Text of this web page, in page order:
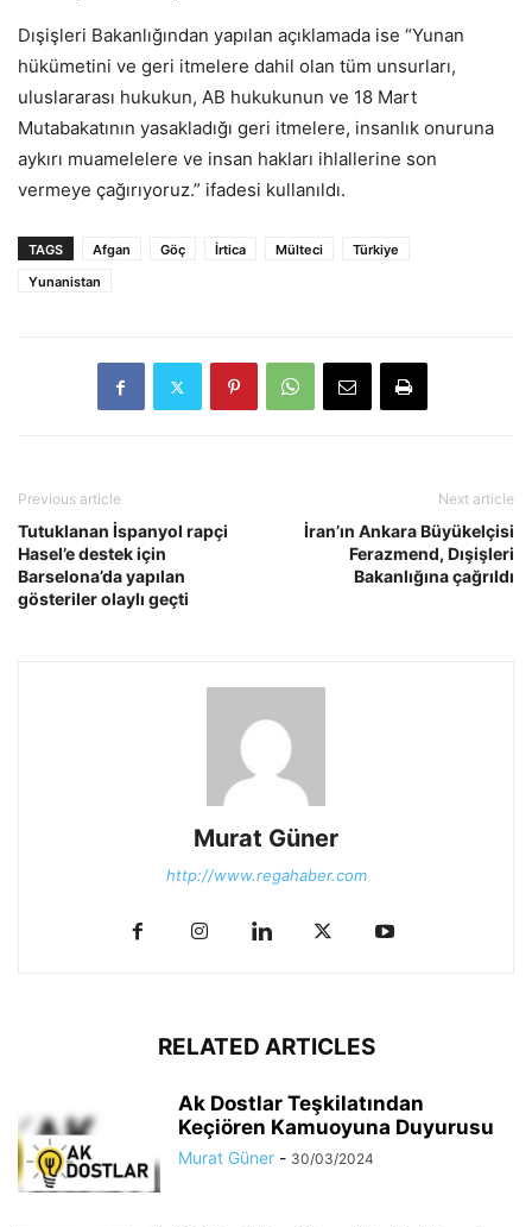
Dışişleri Bakanlığından yapılan açıklamada ise “Yunan
hükümetini ve geri itmelere dahil olan tüm unsurları,
uluslararası hukukun, AB hukukunun ve 18 Mart
Mutabakatının yasakladığı geri itmelere, insanlık onuruna
aykırı muamelelere ve insan hakları ihlallerine son
vermeye çağırıyoruz.” ifadesi kullanıldı.
TAGS Afgan Göç İrtica Mülteci
Türkiye
Yunanistan
Previous article
Tutuklanan İspanyol rapçi
Hasel’e destek için
Barselona’da yapılan
gösteriler olaylı geçti
Next article
İran’ın Ankara Büyükelçisi
Ferazmend, Dışişleri
Bakanlığına çağrıldı
Murat Güner
http://www.regahaber.com
RELATED ARTICLES
Ak Dostlar Teşkilatından
Keçiören Kamuoyuna Duyurusu
Murat Güner - 30/03/2024